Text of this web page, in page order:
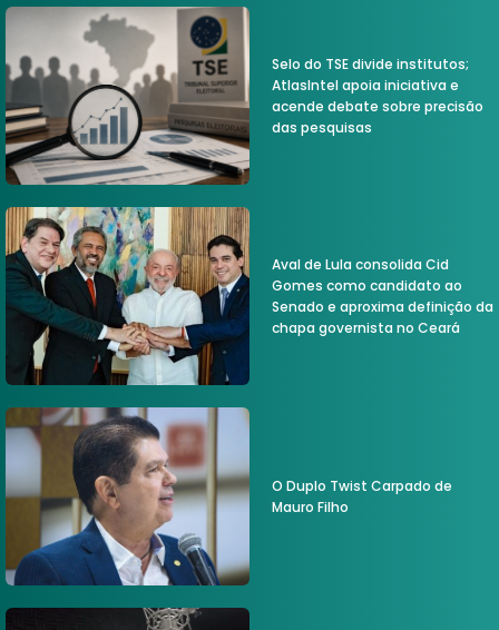
Selo do TSE divide institutos;
AtlasIntel apoia iniciativa e
acende debate sobre precisão
das pesquisas
Aval de Lula consolida Cid
Gomes como candidato ao
Senado e aproxima definição da
chapa governista no Ceará
O Duplo Twist Carpado de
Mauro Filho